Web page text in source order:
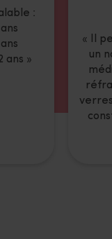
:
ans »
« Il
un